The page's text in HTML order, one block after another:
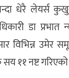
धेरै लेयर्स
डा प्रभात
विभिन्न उमेर
११ नष्ट गरिएको